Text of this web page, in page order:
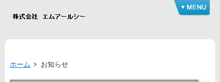
ホーム お知らせ